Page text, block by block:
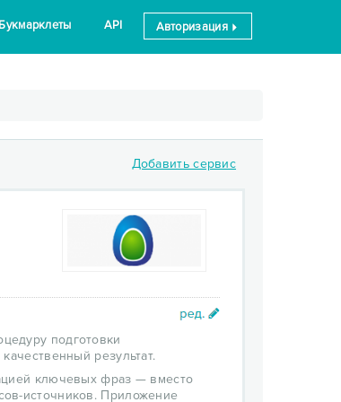
Букмарклеты API Авторизация
Добавить сервис
подготовки
результат.
ключевых фраз — вместо
источников. Приложение